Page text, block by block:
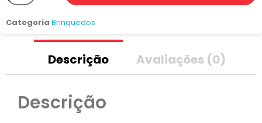
Categoria Brinquedos
Descrição Avaliações (0)
Descrição